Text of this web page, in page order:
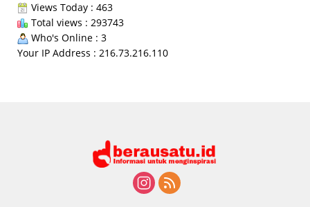
Views Today : 463
Total views : 293743
Who's Online : 3
Your IP Address : 216.73.216.110